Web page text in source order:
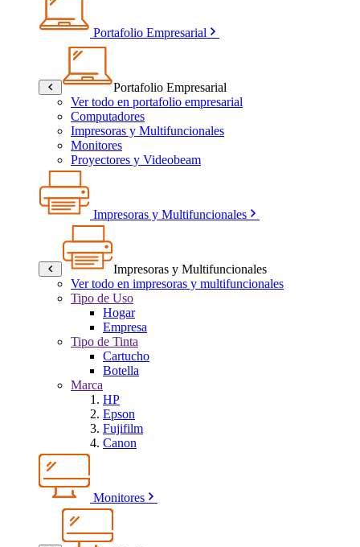
Portafolio Empresarial
Portafolio Empresarial
Ver todo en portafolio empresarial
Computadores
Impresoras y Multifuncionales
Monitores
Proyectores y Videobeam
Impresoras y Multifuncionales
Impresoras y Multifuncionales
Ver todo en impresoras y multifuncionales
Tipo de Uso
Hogar
Empresa
Tipo de Tinta
Cartucho
Botella
Marca
HP
Epson
Fujifilm
Canon
Monitores